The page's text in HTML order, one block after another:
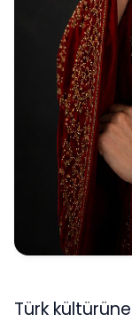
Türk